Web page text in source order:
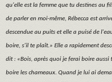
qu'elle est la femme que tu destines au
de parler en moi-même, Rébecca est
descendue au puits et elle a puisé de
boire, s'il te plaît.» Elle a rapidement
dit : «Bois, après quoi je ferai boire
boire les chameaux. Quand je lui ai